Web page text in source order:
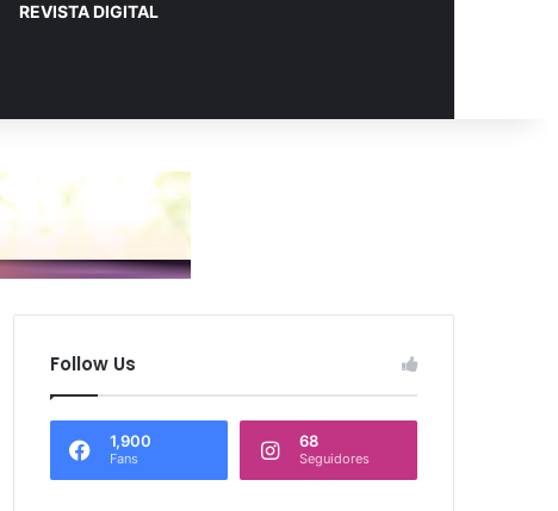
REVISTA DIGITAL
Follow Us
1,900
Fans
68
Seguidores